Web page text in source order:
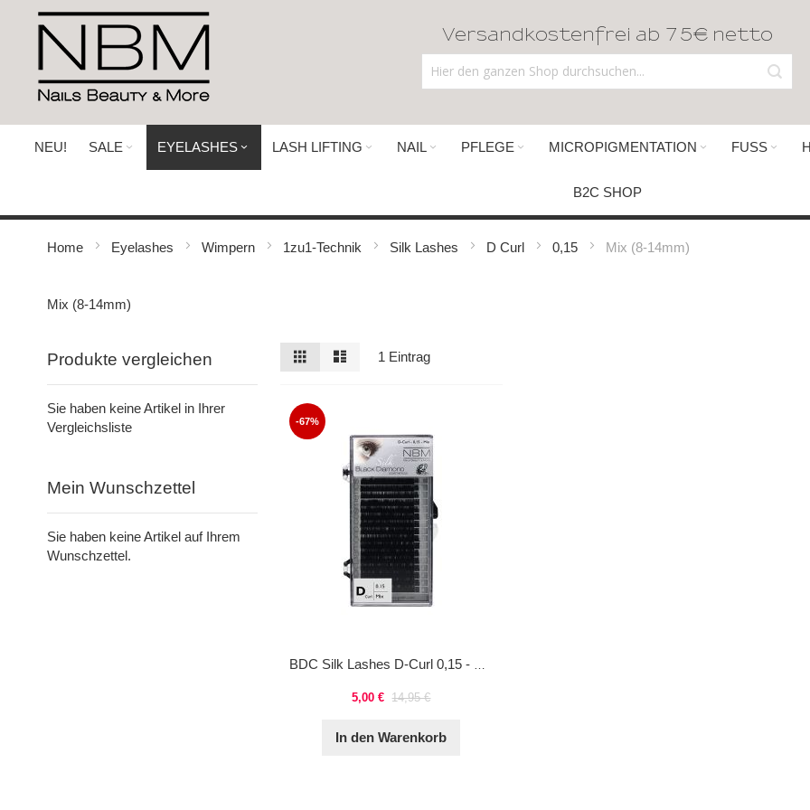
Direkt
Inhalt
Versandkostenfrei ab 75€ netto
NEU! SALE EYELASHES LASH LIFTING NAIL PFLEGE MICROPIGMENTATION FUSS
B2C SHOP
Home Eyelashes Wimpern 1zu1-Technik Silk Lashes D Curl 0,15 Mix (8-14mm)
Mix (8-14mm)
Ansicht
als
Raster 1 Eintrag
-67%
BDC Silk Lashes D-Curl 0,15 - Mix
5,00 € 14,95 €
In den Warenkorb
Produkte vergleichen
Sie haben keine Artikel in Ihrer
Vergleichsliste
Mein Wunschzettel
Sie haben keine Artikel auf Ihrem
Wunschzettel.